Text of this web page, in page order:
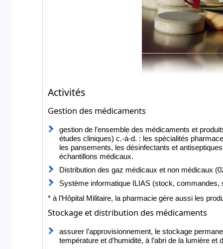
Activités
Gestion des médicaments
gestion de l’ensemble des médicaments et
études cliniques) c.-à-d. : les spécialités
les pansements, les désinfectants et
échantillons médicaux.
Distribution des gaz médicaux et non médicaux
Système informatique ILIAS (stock, commandes,
* à l’Hôpital Militaire, la pharmacie gère aussi les
Stockage et distribution des médicaments
assurer l’approvisionnement, le stockage
température et d’humidité, à l’abri de la lumière